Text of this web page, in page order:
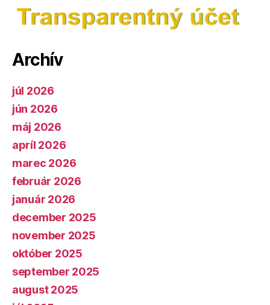
Archív
júl 2026
jún 2026
máj 2026
apríl 2026
marec 2026
február 2026
január 2026
december 2025
november 2025
október 2025
september 2025
august 2025